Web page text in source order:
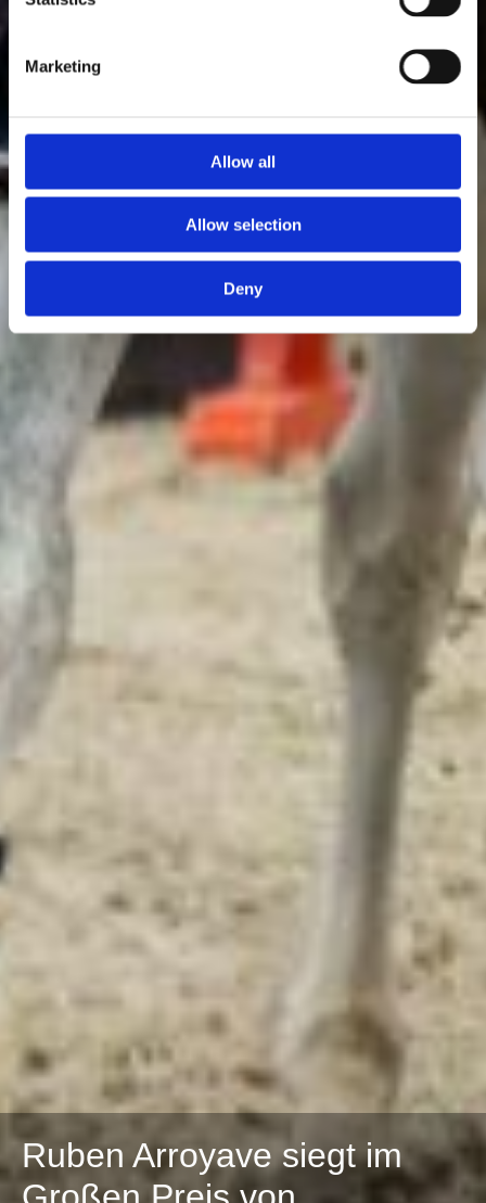
Marketing
Allow all
Allow selection
Deny
Ruben Arroyave siegt im